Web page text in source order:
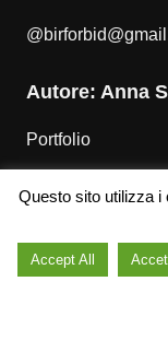
@
Autore: Anna
Portfolio
Attribuzione –
Questo sito utilizza i
Accept All